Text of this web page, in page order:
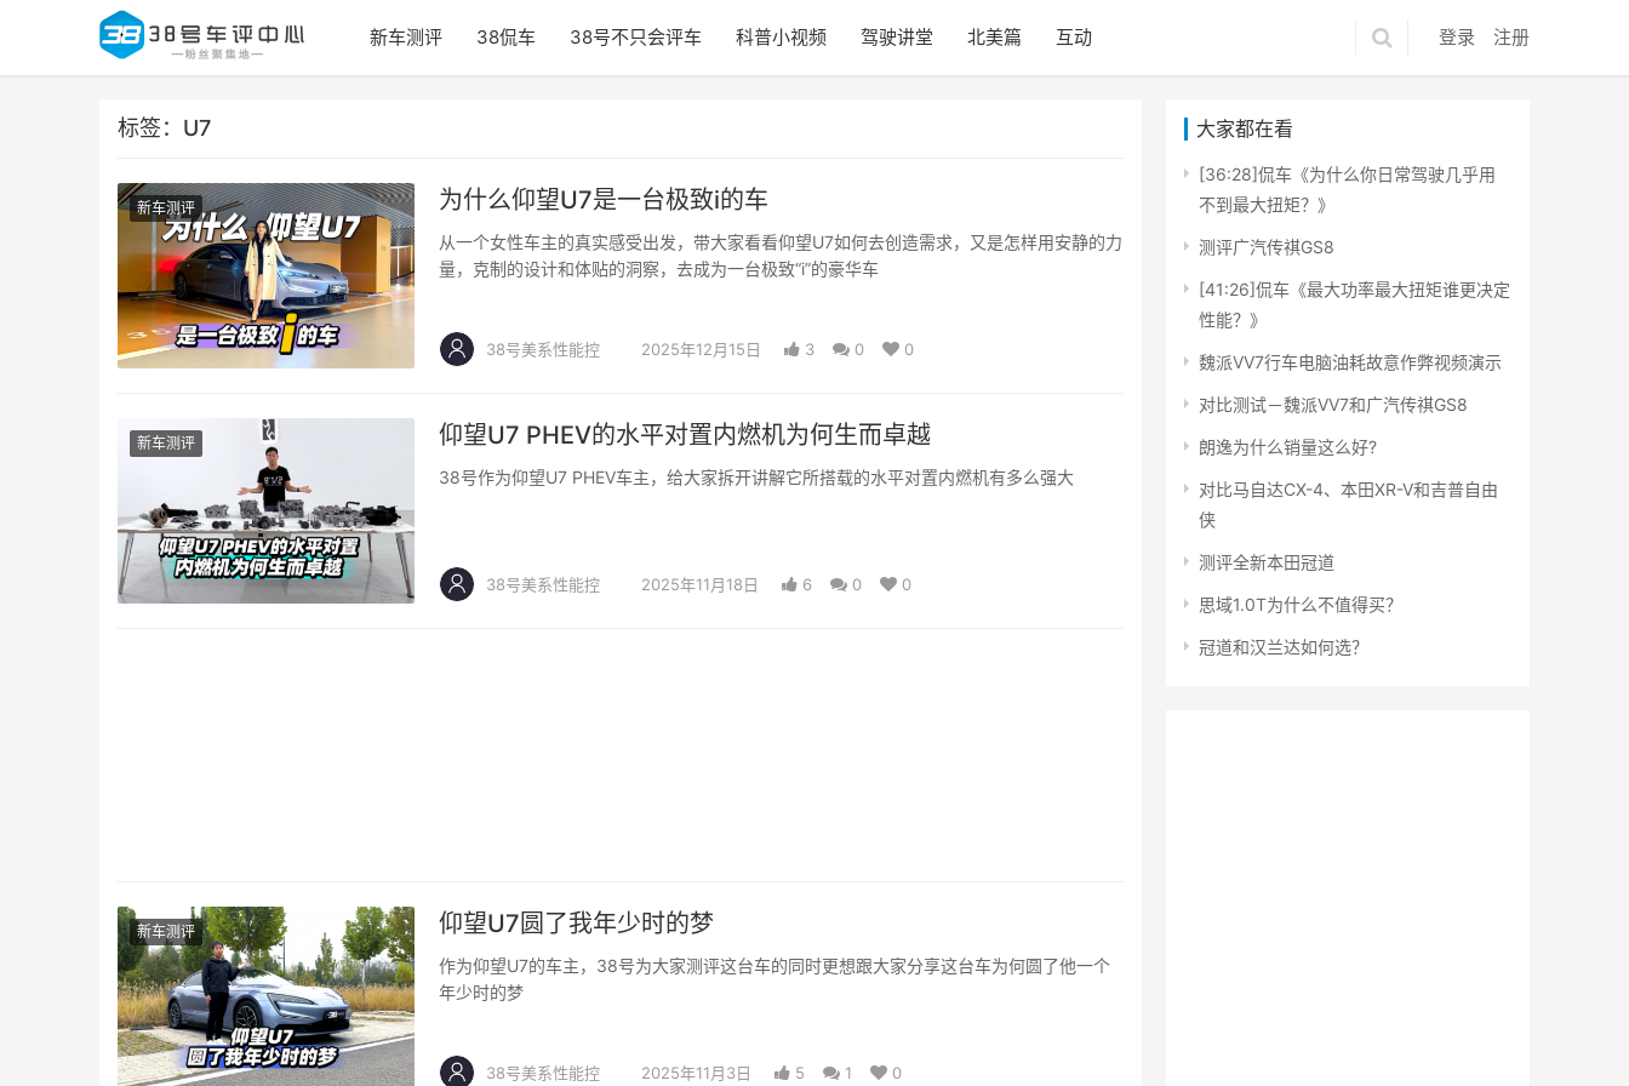
新车测评 38侃车 38号不只会评车 科普小视频 驾驶讲堂 北美篇 互动 登录 注册
标签：U7
新车测评 为什么仰望U7是一台极致i的车
从一个女性车主的真实感受出发，带大家看看仰望U7如何去创造需求，又是怎样用安静的力
量，克制的设计和体贴的洞察，去成为一台极致“i”的豪华车
38号美系性能控 2025年12月15日 3 0 0
新车测评 仰望U7 PHEV的水平对置内燃机为何生而卓越
38号作为仰望U7 PHEV车主，给大家拆开讲解它所搭载的水平对置内燃机有多么强大
38号美系性能控 2025年11月18日 6 0 0
新车测评 仰望U7圆了我年少时的梦
作为仰望U7的车主，38号为大家测评这台车的同时更想跟大家分享这台车为何圆了他一个
年少时的梦
38号美系性能控 2025年11月3日 5 1 0
大家都在看
[36:28]侃车《为什么你日常驾驶几乎用
不到最大扭矩？》
测评广汽传祺GS8
[41:26]侃车《最大功率最大扭矩谁更决定
性能？》
魏派VV7行车电脑油耗故意作弊视频演示
对比测试－魏派VV7和广汽传祺GS8
朗逸为什么销量这么好?
对比马自达CX-4、本田XR-V和吉普自由
侠
测评全新本田冠道
思域1.0T为什么不值得买？
冠道和汉兰达如何选？